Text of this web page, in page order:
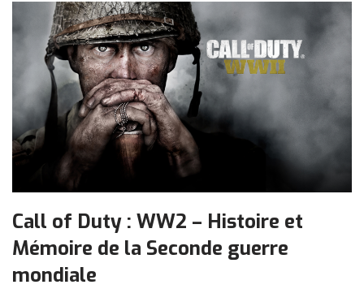
Call of Duty : WW2 – Histoire et
Mémoire de la Seconde guerre
mondiale